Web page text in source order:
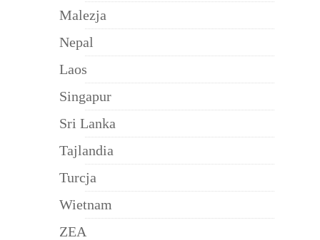
Malezja
Nepal
Laos
Singapur
Sri Lanka
Tajlandia
Turcja
Wietnam
ZEA